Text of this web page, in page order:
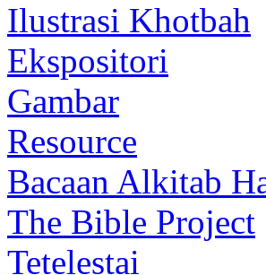
Ilustrasi Khotbah
Ekspositori
Gambar
Resource
Bacaan Alkitab
The Bible Project
Tetelestai